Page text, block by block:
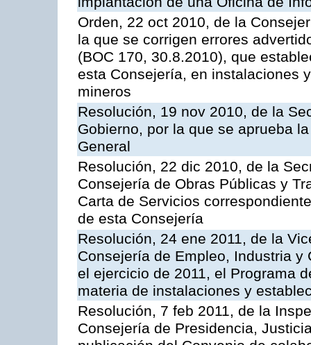
Orden, 22 oct 2010, de la
la que se corrigen errores
(BOC 170, 30.8.2010), que
esta Consejería, en instalaciones
mineros
Resolución, 19 nov 2010, de la
Gobierno, por la que se aprueba
General
Resolución, 22 dic 2010, de la
Consejería de Obras Públicas y
Carta de Servicios
de esta Consejería
Resolución, 24 ene 2011, de la
Consejería de Empleo, Industria
el ejercicio de 2011, el Programa
materia de instalaciones y
Resolución, 7 feb 2011, de la
Consejería de Presidencia,